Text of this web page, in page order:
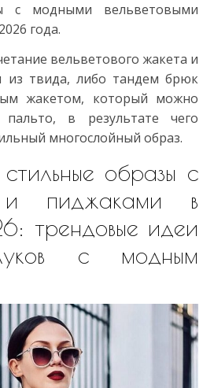
с модными вельветовыми
года.
вельветового жакета и
из твида, либо тандем брюк
жакетом, который можно
в результате чего
многослойный образ.
образы с
и пиджаками в
трендовые идеи
с модным